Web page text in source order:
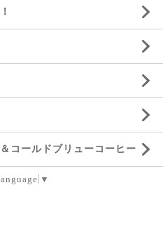
コールドブリューコーヒー
▼